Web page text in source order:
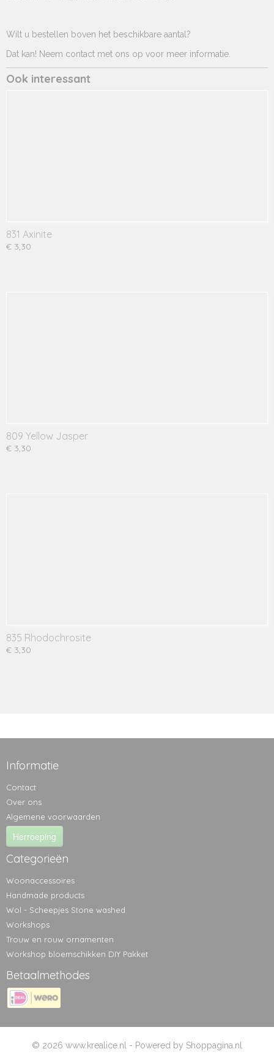
Wilt u bestellen boven het beschikbare aantal?
Dat kan! Neem contact met ons op voor meer informatie.
Ook interessant
831 Axinite
€ 3,30
809 Yellow Jasper
€ 3,30
835 Rhodochrosite
€ 3,30
Informatie
Contact
Over ons
Algemene voorwaarden
Herroeping
Categorieën
Woonaccessoires
Handmade products
Wol - Scheepjes Stone washed
Workshops
Trouw en rouw ornamenten
Workshop bloemschikken DIY Pakket
Betaalmethodes
© 2026 www.krealice.nl - Powered by Shoppagina.nl